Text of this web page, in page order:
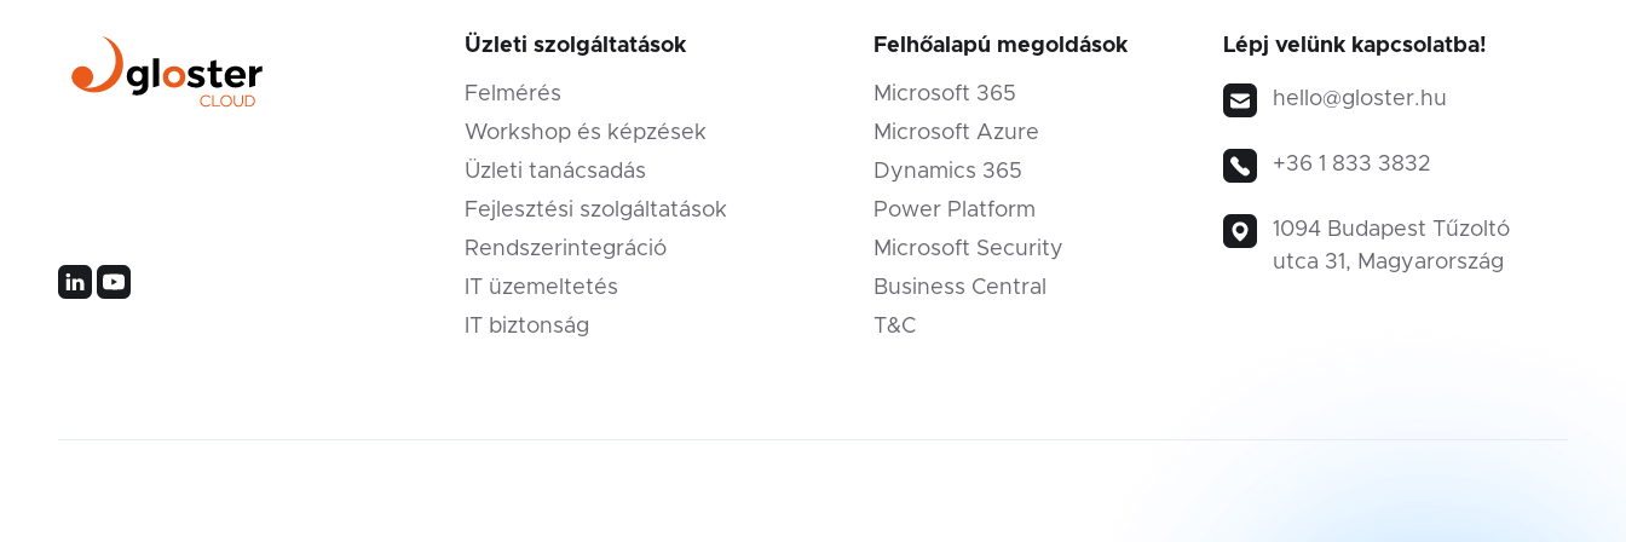
❅
Üzleti szolgáltatások
Felmérés
Workshop és képzések
Üzleti tanácsadás
Fejlesztési szolgáltatások
Rendszerintegráció
IT üzemeltetés
IT biztonság
Felhőalapú megoldások
Microsoft 365
Microsoft Azure
Dynamics 365
Power Platform
Microsoft Security
Business Central
T&C
Lépj velünk kapcsolatba!
hello@gloster.hu
+36 1 833 3832
1094 Budapest Tűzoltó
utca 31, Magyarország